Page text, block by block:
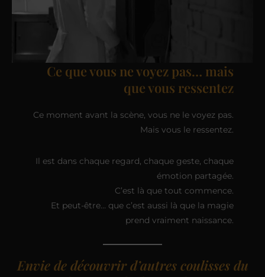
Ce que vous ne voyez pas… mais
que vous ressentez
Ce moment avant la scène, vous ne le voyez pas.
Mais vous le ressentez.
Il est dans chaque regard, chaque geste, chaque
émotion partagée.
C’est là que tout commence.
Et peut-être… que c’est aussi là que la magie
prend vraiment naissance.
Envie de découvrir d’autres coulisses du